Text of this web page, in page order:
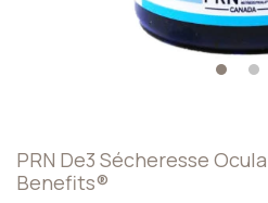
1 2
PRN De3 Sécheresse
Benefits®